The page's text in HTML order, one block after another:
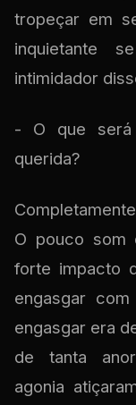
tropeçar em
inquietante
intimidador
- O que será
querida?
O pouco som
forte impacto
engasgar
engasgar era
de tanta
agonia